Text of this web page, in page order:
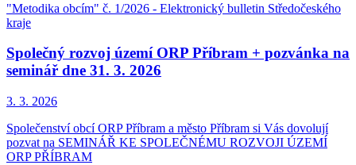
"Metodika obcím" č. 1/2026 - Elektronický bulletin Středočeského
kraje
Společný rozvoj území ORP Příbram + pozvánka na
seminář dne 31. 3. 2026
3. 3. 2026
Společenství obcí ORP Příbram a město Příbram si Vás dovolují
pozvat na SEMINÁŘ KE SPOLEČNÉMU ROZVOJI ÚZEMÍ
ORP PŘÍBRAM